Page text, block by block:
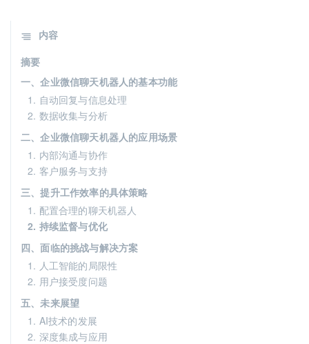
内容
摘要
一、企业微信聊天机器人的基本功能
1. 自动回复与信息处理
2. 数据收集与分析
二、企业微信聊天机器人的应用场景
1. 内部沟通与协作
2. 客户服务与支持
三、提升工作效率的具体策略
1. 配置合理的聊天机器人
2. 持续监督与优化
四、面临的挑战与解决方案
1. 人工智能的局限性
2. 用户接受度问题
五、未来展望
1. AI技术的发展
2. 深度集成与应用